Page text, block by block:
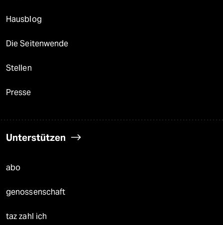
Hausblog
Die Seitenwende
Stellen
Presse
Unterstützen
abo
genossenschaft
taz zahl ich